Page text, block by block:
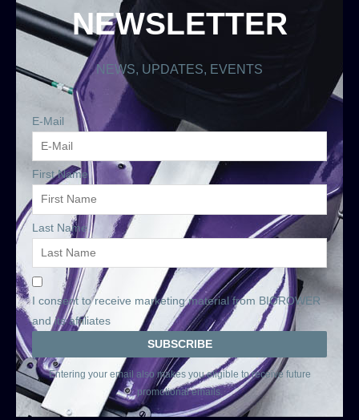
NEWSLETTER
NEWS, UPDATES, EVENTS
E-Mail
First Name
Last Name
I consent to receive marketing material from BIOROWER
and its affiliates
Entering your email also makes you eligible to receive future
promotional emails.